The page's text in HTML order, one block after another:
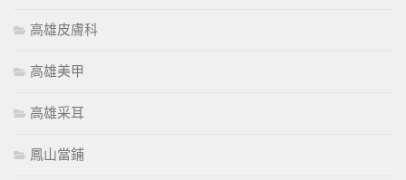
高雄皮膚科
高雄美甲
高雄采耳
鳳山當鋪